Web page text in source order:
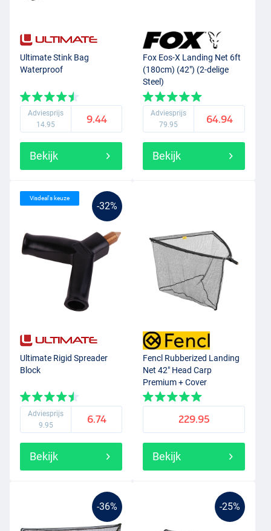
Ultimate Stink Bag
Waterproof
Adviesprijs
14.95
9.44
Bekijk
Fox Eos-X Landing Net 6ft
(180cm) (42") (2-delige
Steel)
Adviesprijs
79.95
64.94
Bekijk
-32%
Visdeal's keuze
Ultimate Rigid Spreader
Block
Adviesprijs
9.95
6.74
Bekijk
Fencl Rubberized Landing
Net 42" Head Carp
Premium + Cover
229.95
Bekijk
-36% -25%